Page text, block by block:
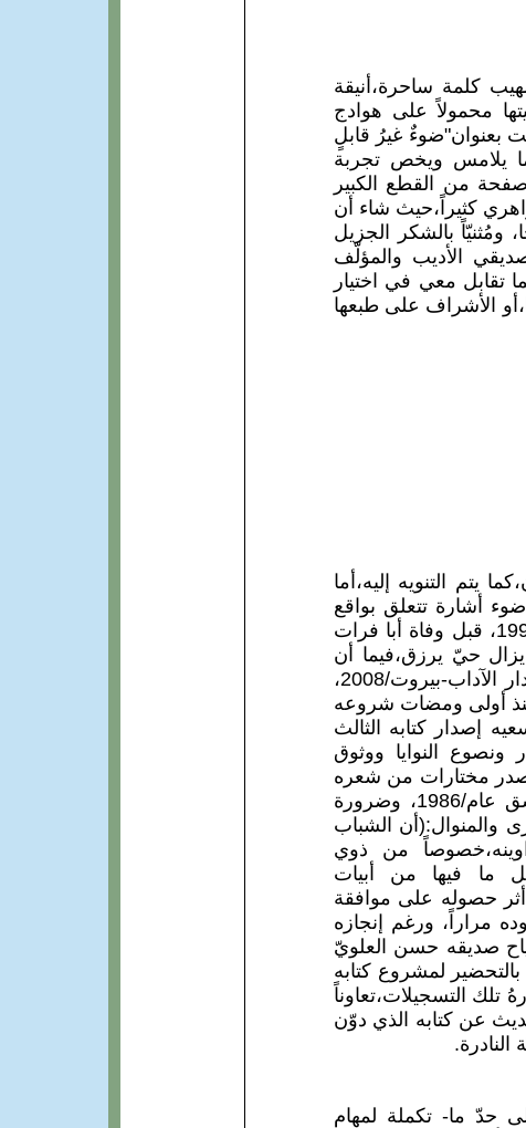
كلمة ساحرة،أنيقة
محمولاً على هوادج
بعنوان"ضوءٌ غيرُ قابلٍ
يلامس ويخص تجربة
الجواهري عبر بوّابات كتابه الأول "الجواهري في العيون من أشعاره" بـ 696 صفحة من القطع الكبير
ما أعجب-حينها- الجواهري كثيراً،حيث شاء أن
بالشكر الجزيل
الأديب والمؤلّف
تقابل معي في اختيار
الأشراف على طبعها
التنويه إليه،أما
أشارة تتعلق بواقع
كتابه الثاني"الجواهري جدل الشعر والحياة" الصادر عن دار كنوز أدبية -بيروت1997، قبل وفاة أبا فرات
يزال حيّ يرزق،فيما أن
الكثير مما صدره عنه وما نُسب إليه جاء بعد وفاته، تلت ذلك طبعة ثانية عن دار الآداب-بيروت/2008،
إستناره تتلامع منذ أولى ومضات شروعه
إصدار كتابه الثالث
النوايا ووثوق
أصدر مختارات من شعره
من خلال تلك الحوارات المطوّلة التي كان قد أجراها معه د.شعبان في دمشق عام/1986، وضرورة
والمنوال:(أن الشباب
من ذوي
ما فيها من أبيات
أثر حصوله على موافقة
مراراً، ورغم إنجازه
صديقه حسن العلويّ
بالتحضير لمشروع كتابه
1986،كان د.شعبان قد أعارهُ تلك التسجيلات،تعاوناً
عن كتابه الذي دوّن
النادرة.
حدّ ما- تكملة لمهام